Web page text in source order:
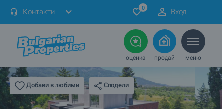
Контакти 0 Вход
оценка продай меню
Добави в любими Сподели